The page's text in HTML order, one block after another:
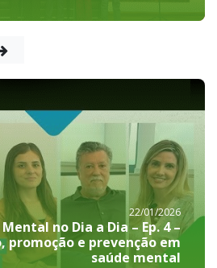
22/01/2026
no Dia a Dia – Ep. 4 –
promoção e prevenção em
saúde mental